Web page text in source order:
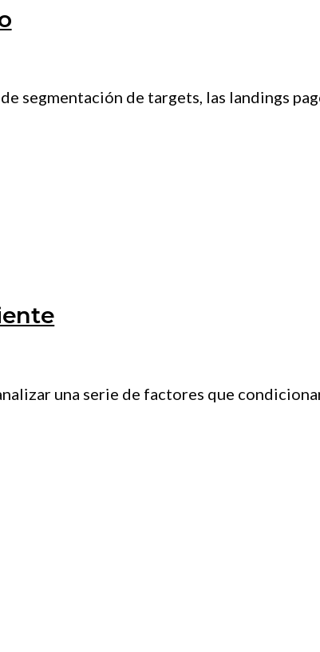
segmentación de targets, las landings
una serie de factores que